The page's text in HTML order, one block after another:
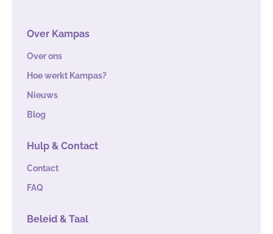
Over Kampas
Over ons
Hoe werkt Kampas?
Nieuws
Blog
Hulp & Contact
Contact
FAQ
Beleid & Taal